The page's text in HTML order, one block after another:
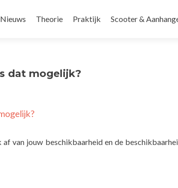
Nieuws Theorie Praktijk Scooter &
dat mogelijk?
van jouw beschikbaarheid en de